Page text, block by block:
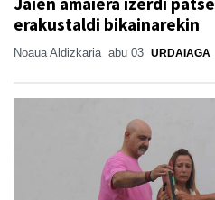
erakustaldi bikainarekin
Noaua Aldizkaria abu 03 URDAIAGA